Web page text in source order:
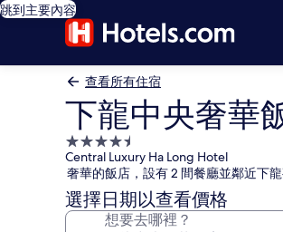
跳到主要內容
查看所有住宿
下龍中央奢華
4.5
星
級
住
宿
Central Luxury Ha Long Hotel
奢華的飯店，設有 2 間餐廳並鄰近下
選擇日期以查看價格
想要去哪裡？